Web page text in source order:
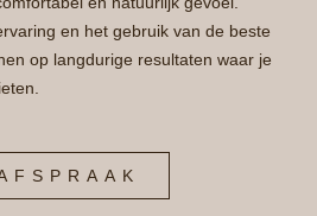
en het gebruik van de beste
op langdurige resultaten waar je